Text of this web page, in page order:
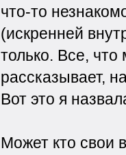
что-то
(искренней
только. Все,
рассказывает,
Вот это я
Может кто свои